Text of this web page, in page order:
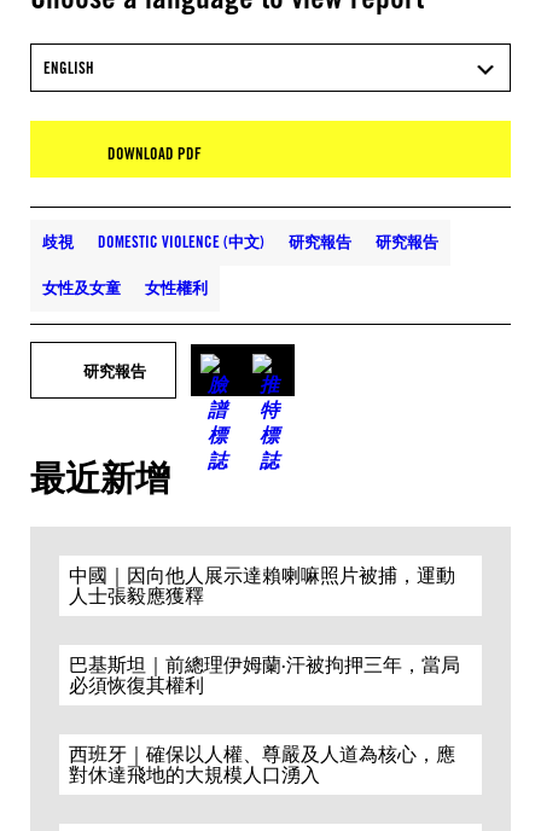
ENGLISH
DOWNLOAD PDF
歧視 DOMESTIC VIOLENCE (中文) 研究報告 研究報告
女性及女童 女性權利
研究報告
最近新增
中國｜因向他人展示達賴喇嘛照片被捕，運動
人士張毅應獲釋
巴基斯坦｜前總理伊姆蘭·汗被拘押三年，當局
必須恢復其權利
西班牙｜確保以人權、尊嚴及人道為核心，應
對休達飛地的大規模人口湧入